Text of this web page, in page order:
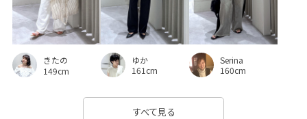
きたの
149cm
ゆか
161cm
Serina
160cm
すべて見る